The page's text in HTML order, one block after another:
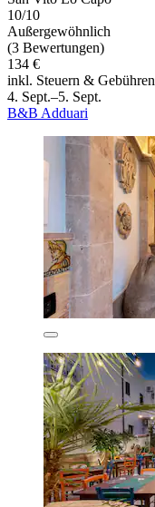
10/10
Außergewöhnlich
(3 Bewertungen)
134 €
inkl. Steuern & Gebühren
4. Sept.–5. Sept.
B&B Adduari